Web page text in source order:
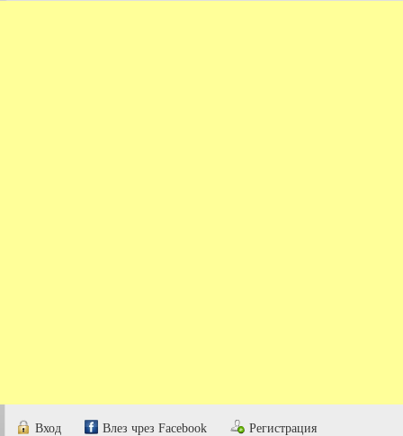
Вход Влез чрез Facebook Регистрация